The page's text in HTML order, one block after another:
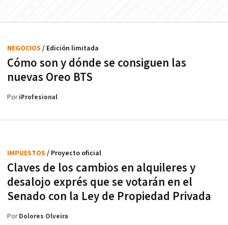
Cómo son y dónde se consiguen las
nuevas Oreo BTS
NEGOCIOS / Edición limitada
PoriProfesional
Claves de los cambios en alquileres y
desalojo exprés que se votarán en el
Senado con la Ley de Propiedad Privada
IMPUESTOS / Proyecto oficial
PorDolores Olveira